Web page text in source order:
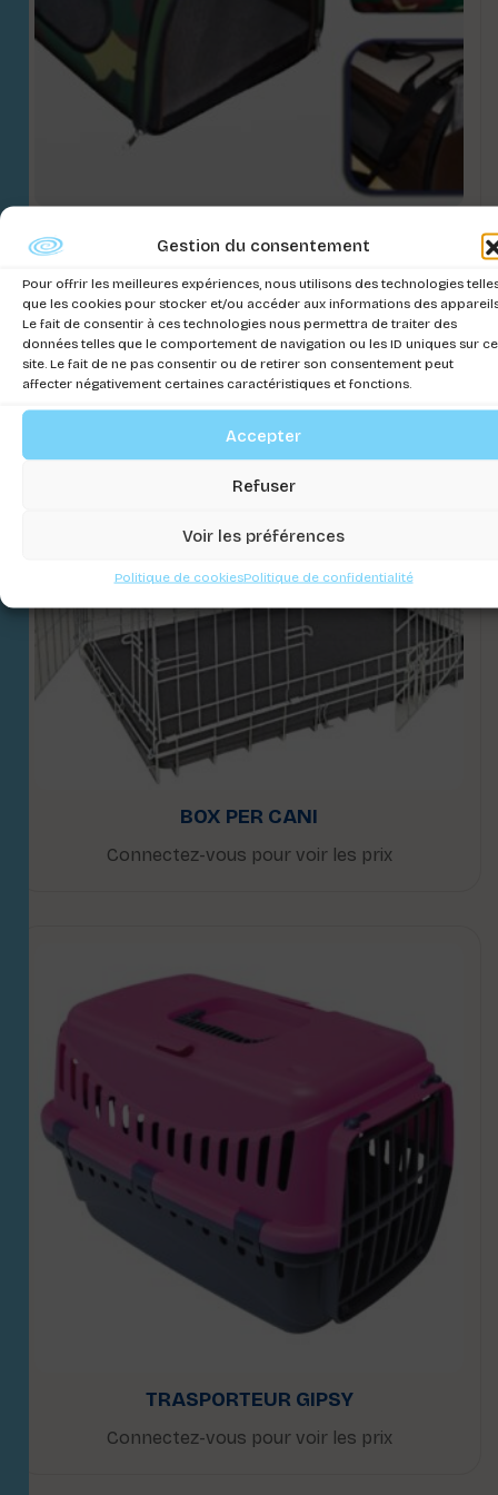
Gestion du consentement
Pour offrir les meilleures expériences, nous utilisons des technologies
que les cookies pour stocker et/ou accéder aux informations des
Le fait de consentir à ces technologies nous permettra de traiter des
données telles que le comportement de navigation ou les ID uniques sur ce
site. Le fait de ne pas consentir ou de retirer son consentement peut
affecter négativement certaines caractéristiques et fonctions.
Accepter
Refuser
Voir les préférences
Politique de cookiesPolitique de confidentialité
TRASPORTEUR SAC FAST&EASY
BOX PER CANI
Connectez-vous pour voir les prix
TRASPORTEUR GIPSY
Connectez-vous pour voir les prix